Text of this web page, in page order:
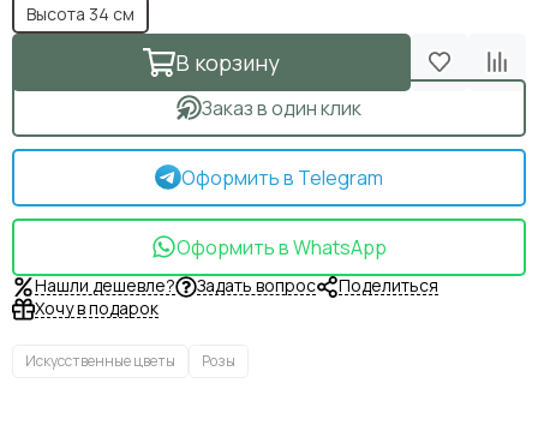
Высота 34 см
В корзину
Заказ в один клик
Оформить в Telegram
Оформить в WhatsApp
Нашли дешевле? Задать вопрос
Поделиться
Хочу в подарок
Искусственные цветы Розы